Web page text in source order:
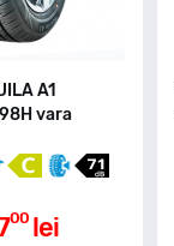
A1
vara
00 lei